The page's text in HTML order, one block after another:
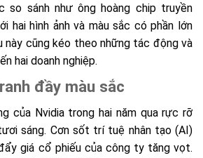
so sánh như ông hoàng chip truyền
hai hình ảnh và màu sắc có phần lớn
này cũng kéo theo những tác động và
hai doanh nghiệp.
đầy màu sắc
của Nvidia trong hai năm qua rực rỡ
sáng. Cơn sốt trí tuệ nhân tạo (AI)
giá cổ phiếu của công ty tăng vọt.